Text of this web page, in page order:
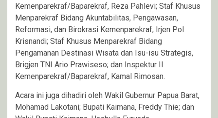
Kemenparekraf/Baparekraf, Reza Pahlevi; Staf Khusus
Menparekraf Bidang Akuntabilitas, Pengawasan,
Reformasi, dan Birokrasi Kemenparekraf, Irjen Pol
Krisnandi; Staf Khusus Menparekraf Bidang
Pengamanan Destinasi Wisata dan Isu-isu Strategis,
Brigjen TNI Ario Prawiseso; dan Inspektur II
Kemenparekraf/Baparekraf, Kamal Rimosan.
Acara ini juga dihadiri oleh Wakil Gubernur Papua Barat,
Mohamad Lakotani; Bupati Kaimana, Freddy Thie; dan